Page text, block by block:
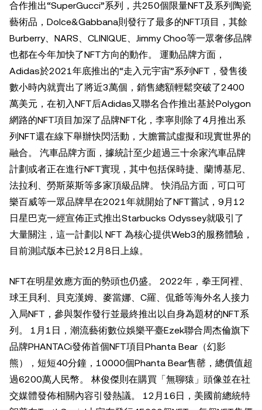
合作推出“SuperGucci”系列，共250個限量NFT及系列陶瓷
藝術品，Dolce&Gabbana則發行了最多的NFT項目，其餘
Burberry、NARS、CLINIQUE、Jimmy Choo等一眾奢侈品牌
也都在今年加快了NFT方向的動作。 運動品牌方面，
Adidas於2021年底推出的“走入元宇宙”系列NFT，發售後
數小時內就賣出了將近3萬個，銷售總額輕鬆突破了2400
萬美元，在初入NFT后Adidas又聯名合作推出基於Polygon
網路的NFT項目加深了品牌NFT化，李寧則除了4月推出系
列NFT還在線下舉辦快閃活動，大膽嘗試虛擬和現實世界的
融合。 汽車品牌方面，據統計至少超過三十余家汽車品牌
計劃或者正在進行NFT實現，其中包括保時捷、蘭博基尼、
法拉利、勞斯萊斯等多家頂級品牌。 快消品方面，可口可
樂百威等一眾品牌早在2021年就開始了NFT嘗試，9月12
日星巴克一經宣佈正式推出Starbucks Odyssey就吸引了
大量關注，這一計劃以 NFT 為核心提供Web3的服務體驗，
目前測試版本已於12月8日上線。
NFT在明星效應方面的勢頭也仍盛。 2022年，拳王阿裡、
球王貝利、貝克漢姆、麥當娜、C羅、侃爺等海外名人接力
入局NFT，參與製作發行並最終推出以自身為題材的NFT系
列。 1月1日，潮流藝術數位娛樂平臺Ezek聯合周杰倫旗下
品牌PHANTACi發佈首個NFT項目Phanta Bear（幻影
熊），短短40分鐘，10000個Phanta Bear售罄，總價值超
過6200萬人民幣。 林俊傑則在購買「無聊猿」頭像並在社
交媒體發佈相關內容引發熱議。 12月16日，美國前總統特